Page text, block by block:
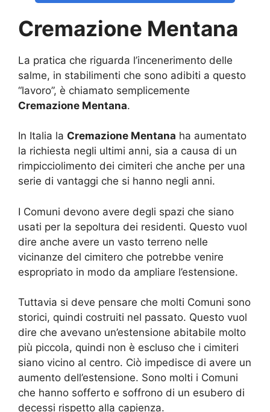
Cremazione Mentana
La pratica che riguarda l’incenerimento delle
salme, in stabilimenti che sono adibiti a questo
“lavoro”, è chiamato semplicemente
Cremazione Mentana.
In Italia la Cremazione Mentana ha aumentato
la richiesta negli ultimi anni, sia a causa di un
rimpicciolimento dei cimiteri che anche per una
serie di vantaggi che si hanno negli anni.
I Comuni devono avere degli spazi che siano
usati per la sepoltura dei residenti. Questo vuol
dire anche avere un vasto terreno nelle
vicinanze del cimitero che potrebbe venire
espropriato in modo da ampliare l’estensione.
Tuttavia si deve pensare che molti Comuni sono
storici, quindi costruiti nel passato. Questo vuol
dire che avevano un’estensione abitabile molto
più piccola, quindi non è escluso che i cimiteri
siano vicino al centro. Ciò impedisce di avere un
aumento dell’estensione. Sono molti i Comuni
che hanno sofferto e soffrono di un esubero di
decessi rispetto alla capienza.